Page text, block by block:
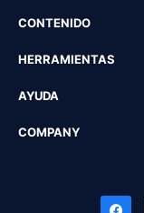
CONTENIDO
HERRAMIENTAS
AYUDA
COMPANY